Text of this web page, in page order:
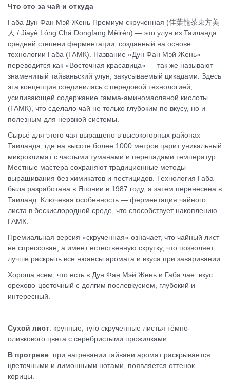
Что это за чай и откуда
Габа Дун Фан Мэй Жень Премиум скрученная (佳葉龍茶東方美
人 / Jiāyè Lóng Chá Dōngfāng Měirén) — это улун из Таиланда
средней степени ферментации, созданный на основе
технологии Габа (ГАМК). Название «Дун Фан Мэй Жень»
переводится как «Восточная красавица» — так же называют
знаменитый тайваньский улун, закусываемый цикадами. Здесь
эта концепция соединилась с передовой технологией,
усиливающей содержание гамма-аминомасляной кислоты
(ГАМК), что сделало чай не только глубоким по вкусу, но и
полезным для нервной системы.
Сырьё для этого чая выращено в высокогорных районах
Таиланда, где на высоте более 1000 метров царит уникальный
микроклимат с частыми туманами и перепадами температур.
Местные мастера сохраняют традиционные методы
выращивания без химикатов и пестицидов. Технология Габа
была разработана в Японии в 1987 году, а затем перенесена в
Таиланд. Ключевая особенность — ферментация чайного
листа в бескислородной среде, что способствует накоплению
ГАМК.
Премиальная версия «скрученная» означает, что чайный лист
не спрессован, а имеет естественную скрутку, что позволяет
лучше раскрыть все нюансы аромата и вкуса при заваривании.
Хороша всем, что есть в Дун Фан Мэй Жень и Габа чае: вкус
орехово-цветочный с долгим послевкусием, глубокий и
интересный.
Сухой лист: крупные, туго скрученные листья тёмно-
оливкового цвета с серебристыми прожилками.
В прогреве: при нагревании гайвани аромат раскрывается
цветочными и лимонными нотами, появляется оттенок
корицы.